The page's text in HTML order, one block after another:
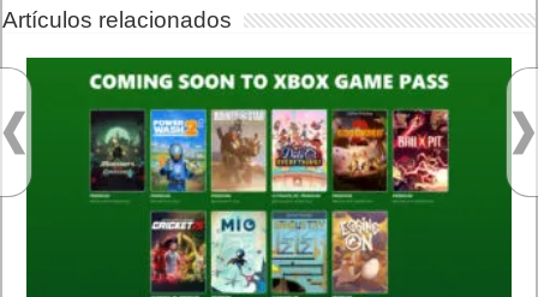
Artículos relacionados